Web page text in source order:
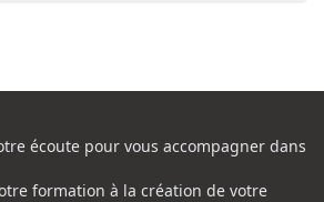
écoute pour vous accompagner dans
formation à la création de votre